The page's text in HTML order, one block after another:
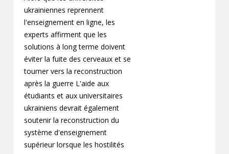
ukrainiennes reprennent
l'enseignement en ligne, les
experts affirment que les
solutions à long terme doivent
éviter la fuite des cerveaux et se
tourner vers la reconstruction
après la guerre L'aide aux
étudiants et aux universitaires
ukrainiens devrait également
soutenir la reconstruction du
système d'enseignement
supérieur lorsque les hostilités